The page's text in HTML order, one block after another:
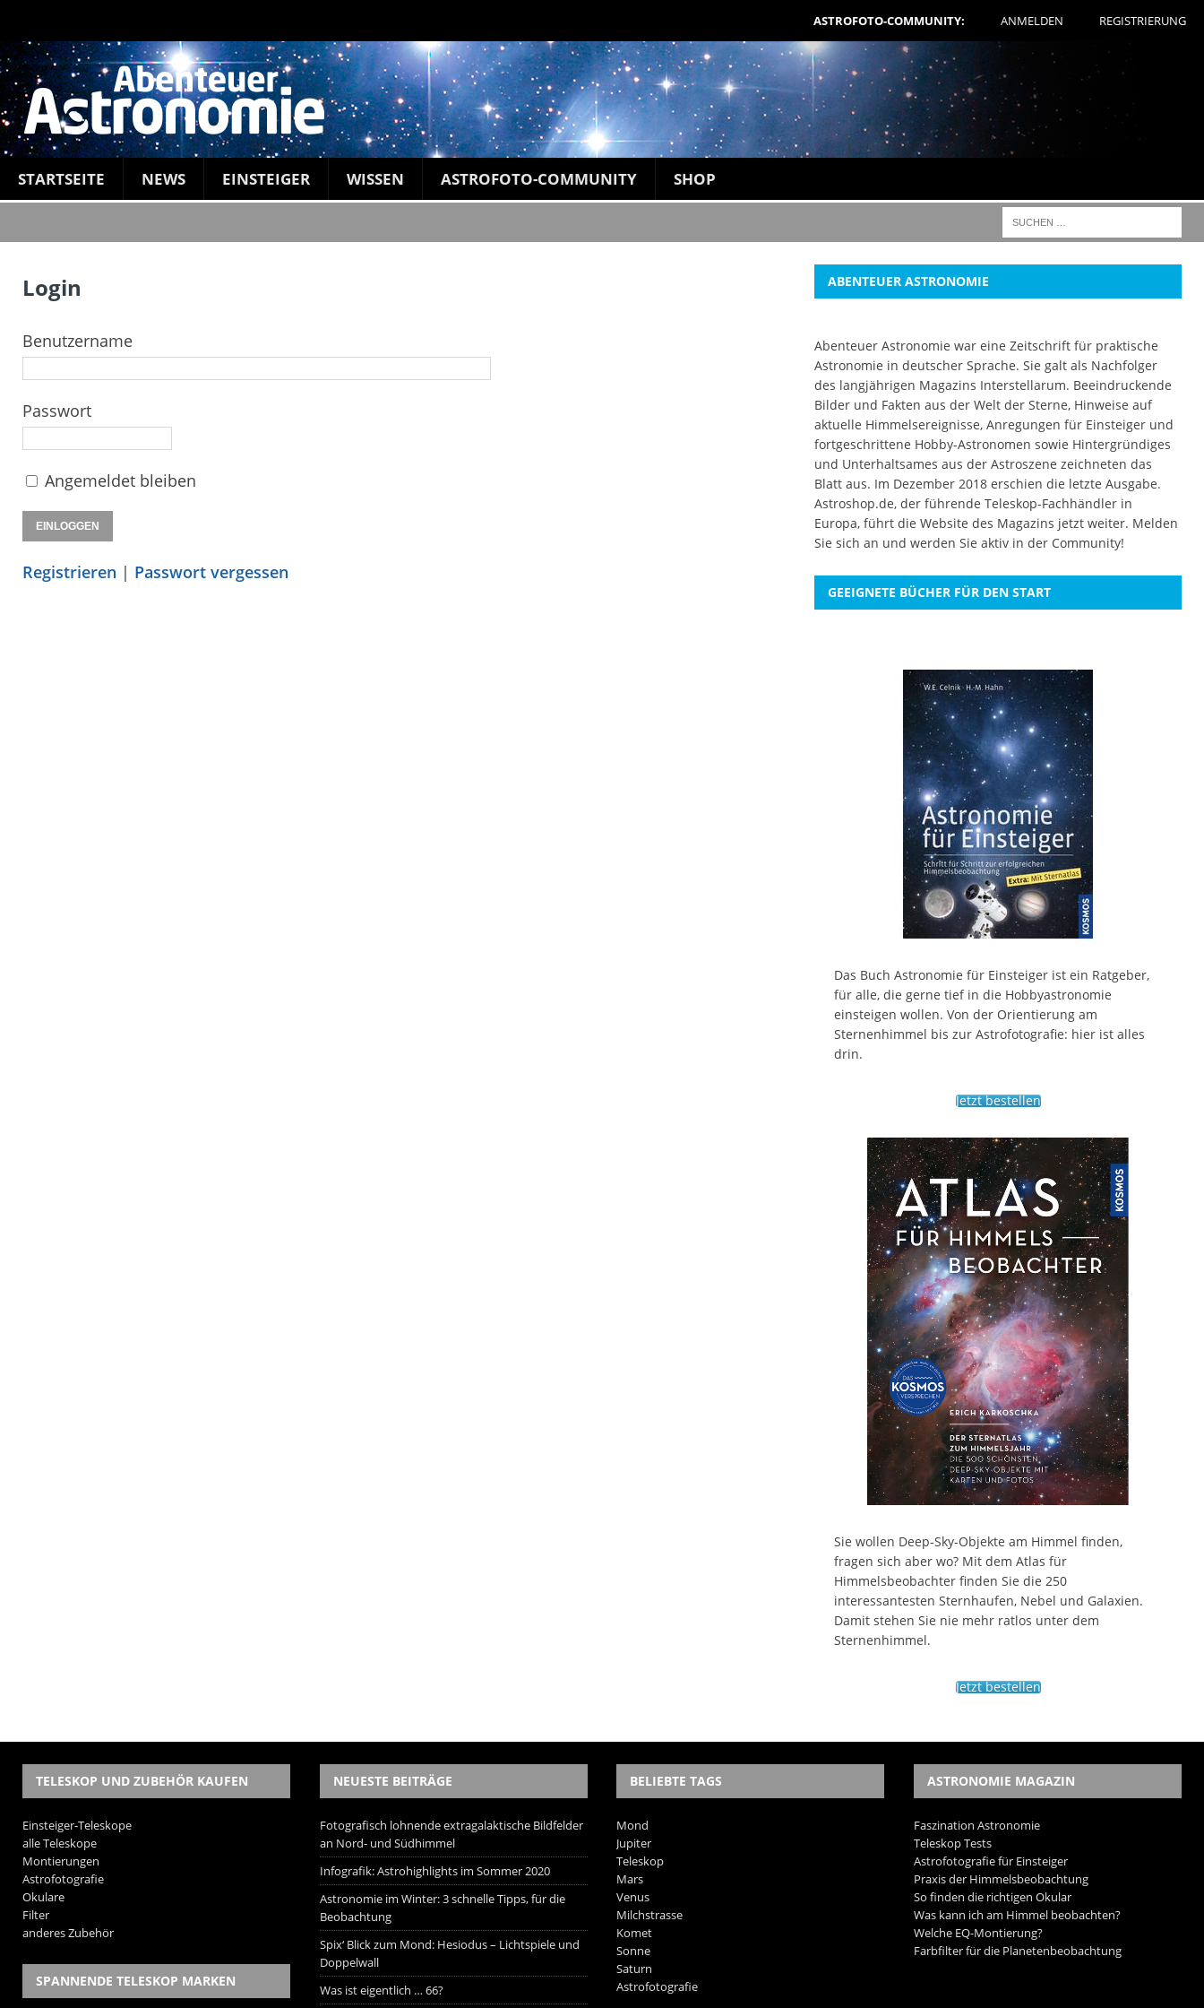
ASTROFOTO-COMMUNITY: ANMELDEN REGISTRIERUNG
STARTSEITE NEWS EINSTEIGER WISSEN ASTROFOTO-COMMUNITY SHOP
Login
Benutzername
Passwort
Angemeldet bleiben
Registrieren | Passwort vergessen
ABENTEUER ASTRONOMIE
Abenteuer Astronomie war eine Zeitschrift für praktische
Astronomie in deutscher Sprache. Sie galt als Nachfolger
des langjährigen Magazins Interstellarum. Beeindruckende
Bilder und Fakten aus der Welt der Sterne, Hinweise auf
aktuelle Himmelsereignisse, Anregungen für Einsteiger und
fortgeschrittene Hobby-Astronomen sowie Hintergründiges
und Unterhaltsames aus der Astroszene zeichneten das
Blatt aus. Im Dezember 2018 erschien die letzte Ausgabe.
Astroshop.de, der führende Teleskop-Fachhändler in
Europa, führt die Website des Magazins jetzt weiter. Melden
Sie sich an und werden Sie aktiv in der Community!
GEEIGNETE BÜCHER FÜR DEN START
Das Buch Astronomie für Einsteiger ist ein Ratgeber,
für alle, die gerne tief in die Hobbyastronomie
einsteigen wollen. Von der Orientierung am
Sternenhimmel bis zur Astrofotografie: hier ist alles
drin.
Jetzt bestellen
Sie wollen Deep-Sky-Objekte am Himmel finden,
fragen sich aber wo? Mit dem Atlas für
Himmelsbeobachter finden Sie die 250
interessantesten Sternhaufen, Nebel und Galaxien.
Damit stehen Sie nie mehr ratlos unter dem
Sternenhimmel.
Jetzt bestellen
TELESKOP UND ZUBEHÖR KAUFEN
Einsteiger-Teleskope
alle Teleskope
Montierungen
Astrofotografie
Okulare
Filter
anderes Zubehör
SPANNENDE TELESKOP MARKEN
NEUESTE BEITRÄGE
Fotografisch lohnende extragalaktische Bildfelder
an Nord- und Südhimmel
Infografik: Astrohighlights im Sommer 2020
Astronomie im Winter: 3 schnelle Tipps, für die
Beobachtung
Spix‘ Blick zum Mond: Hesiodus – Lichtspiele und
Doppelwall
Was ist eigentlich … 66?
BELIEBTE TAGS
Mond
Jupiter
Teleskop
Mars
Venus
Milchstrasse
Komet
Sonne
Saturn
Astrofotografie
ASTRONOMIE MAGAZIN
Faszination Astronomie
Teleskop Tests
Astrofotografie für Einsteiger
Praxis der Himmelsbeobachtung
So finden die richtigen Okular
Was kann ich am Himmel beobachten?
Welche EQ-Montierung?
Farbfilter für die Planetenbeobachtung